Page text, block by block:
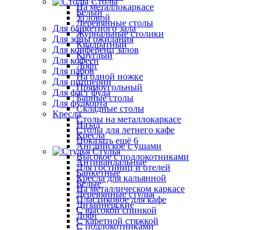
Белый
Деревянные столы
Журнальные столики
Квадратный
Круглый
Лофт
На одной ножке
Прямоугольный
Барные столы
Складные столы
Столы на металлокаркасе
Столы для летнего кафе
Показать ещё 6
Стулья
Антивандальные
Банкетные
Белые
Деревянные стулья
Дизайнерские
Лофт
С подлокотниками
На металлокаркасе
Угловой
Для банкетного зала
Для зоны ожидания
Для конференц залов
Для кофеен
Для пабов
Для пиццерии
Для фаст фуда
Для фудкорта
Кресла
Назад
Кресла
Английское с ушами
Высокое с подлокотниками
Для гостиниц и отелей
Кресла для кальянной
На металлическом каркасе
Пластиковое для кафе
С высокой спинкой
С каретной стяжкой